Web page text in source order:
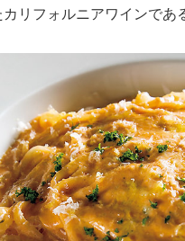
リフォルニアワインであ